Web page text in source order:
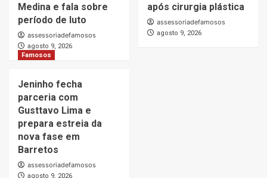
Medina e fala sobre
período de luto
assessoriadefamosos
agosto 9, 2026
após cirurgia plástica
assessoriadefamosos
agosto 9, 2026
Famosos
Jeninho fecha
parceria com
Gusttavo Lima e
prepara estreia da
nova fase em
Barretos
assessoriadefamosos
agosto 9, 2026